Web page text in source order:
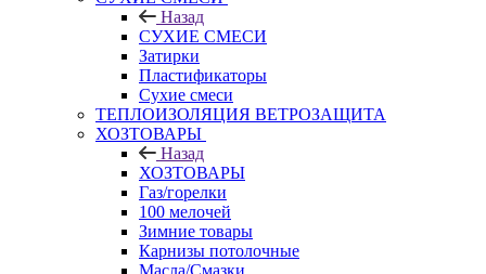
Назад
СУХИЕ СМЕСИ
Затирки
Пластификаторы
Сухие смеси
ТЕПЛОИЗОЛЯЦИЯ ВЕТРОЗАЩИТА
ХОЗТОВАРЫ
Назад
ХОЗТОВАРЫ
Газ/горелки
100 мелочей
Зимние товары
Карнизы потолочные
Масла/Смазки